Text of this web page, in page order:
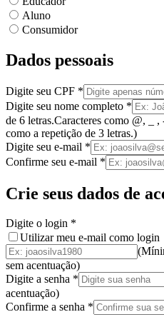
Aluno
Consumidor
Dados pessoais
Digite seu CPF *
Digite seu nome completo *
de 6 letras.Caracteres como @, _
como a repetição de 3 letras.)
Digite seu e-mail *
Confirme seu e-mail *
Crie seus dados de
Digite o login *
Utilizar meu e-mail como login
sem acentuação)
Digite a senha *
acentuação)
Confirme a senha *